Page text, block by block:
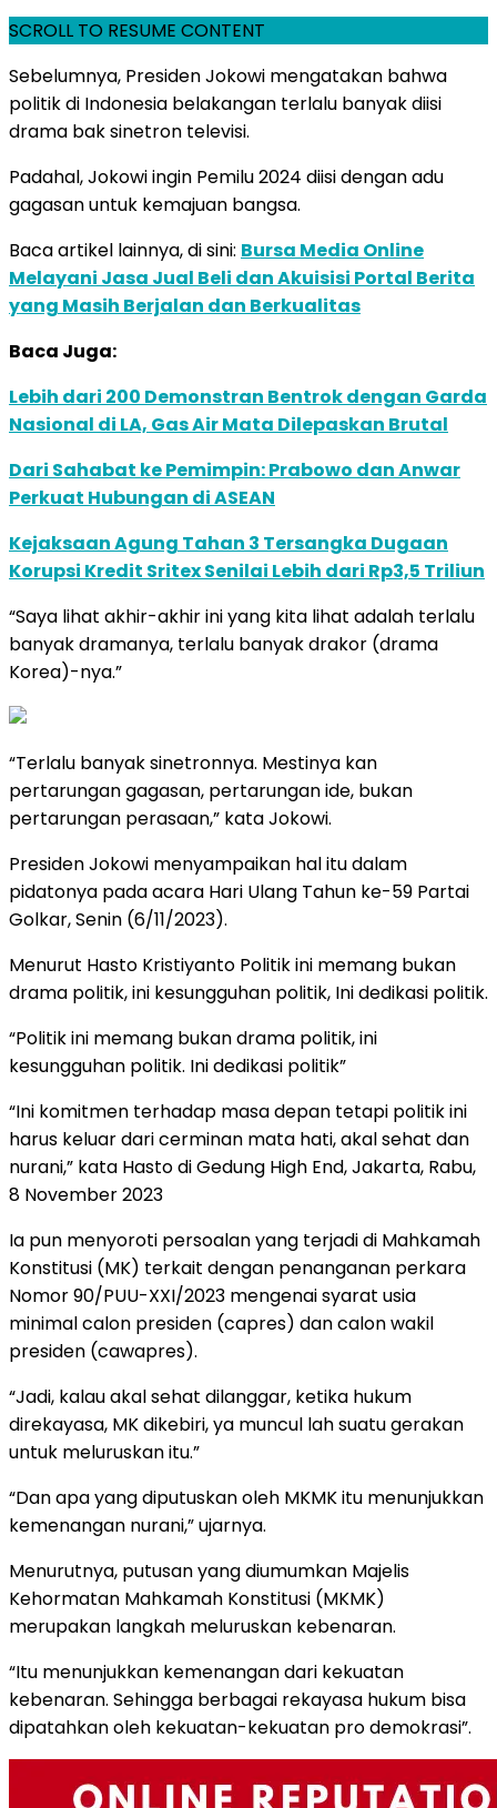
SCROLL TO RESUME CONTENT
Sebelumnya, Presiden Jokowi mengatakan bahwa
politik di Indonesia belakangan terlalu banyak diisi
drama bak sinetron televisi.
Padahal, Jokowi ingin Pemilu 2024 diisi dengan adu
gagasan untuk kemajuan bangsa.
Baca artikel lainnya, di sini: Bursa Media Online
Melayani Jasa Jual Beli dan Akuisisi Portal Berita
yang Masih Berjalan dan Berkualitas
Baca Juga:
Lebih dari 200 Demonstran Bentrok dengan Garda
Nasional di LA, Gas Air Mata Dilepaskan Brutal
Dari Sahabat ke Pemimpin: Prabowo dan Anwar
Perkuat Hubungan di ASEAN
Kejaksaan Agung Tahan 3 Tersangka Dugaan
Korupsi Kredit Sritex Senilai Lebih dari Rp3,5 Triliun
“Saya lihat akhir-akhir ini yang kita lihat adalah terlalu
banyak dramanya, terlalu banyak drakor (drama
Korea)-nya.”
“Terlalu banyak sinetronnya. Mestinya kan
pertarungan gagasan, pertarungan ide, bukan
pertarungan perasaan,” kata Jokowi.
Presiden Jokowi menyampaikan hal itu dalam
pidatonya pada acara Hari Ulang Tahun ke-59 Partai
Golkar, Senin (6/11/2023).
Menurut Hasto Kristiyanto Politik ini memang bukan
drama politik, ini kesungguhan politik, Ini dedikasi politik.
“Politik ini memang bukan drama politik, ini
kesungguhan politik. Ini dedikasi politik”
“Ini komitmen terhadap masa depan tetapi politik ini
harus keluar dari cerminan mata hati, akal sehat dan
nurani,” kata Hasto di Gedung High End, Jakarta, Rabu,
8 November 2023
Ia pun menyoroti persoalan yang terjadi di Mahkamah
Konstitusi (MK) terkait dengan penanganan perkara
Nomor 90/PUU-XXI/2023 mengenai syarat usia
minimal calon presiden (capres) dan calon wakil
presiden (cawapres).
“Jadi, kalau akal sehat dilanggar, ketika hukum
direkayasa, MK dikebiri, ya muncul lah suatu gerakan
untuk meluruskan itu.”
“Dan apa yang diputuskan oleh MKMK itu menunjukkan
kemenangan nurani,” ujarnya.
Menurutnya, putusan yang diumumkan Majelis
Kehormatan Mahkamah Konstitusi (MKMK)
merupakan langkah meluruskan kebenaran.
“Itu menunjukkan kemenangan dari kekuatan
kebenaran. Sehingga berbagai rekayasa hukum bisa
dipatahkan oleh kekuatan-kekuatan pro demokrasi”.